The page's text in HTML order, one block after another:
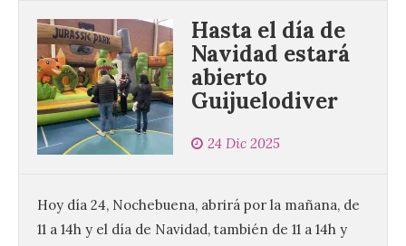
Hasta el día de
Navidad estará
abierto
Guijuelodiver
24 Dic 2025
Hoy día 24, Nochebuena, abrirá por la mañana, de
11 a 14h y el día de Navidad, también de 11 a 14h y